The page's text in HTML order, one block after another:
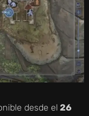
desde el 26